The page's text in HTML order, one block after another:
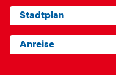
Stadtplan
Anreise